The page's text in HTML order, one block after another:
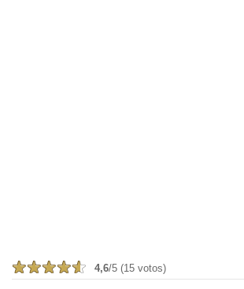
4,6/5 (15 votos)